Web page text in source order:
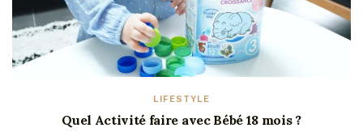
LIFESTYLE
Quel Activité faire avec Bébé 18 mois ?